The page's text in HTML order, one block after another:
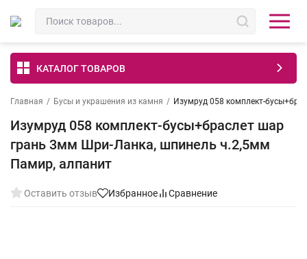
КАТАЛОГ ТОВАРОВ
Главная / Бусы и украшения из камня / Изумруд 058 комплект-
Изумруд 058 комплект-бусы+браслет шар
грань 3мм Шри-Ланка, шпинель ч.2,5мм
Памир, алпанит
Оставить отзыв Избранное Сравнение